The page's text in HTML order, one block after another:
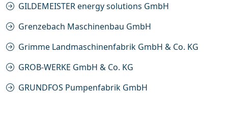
GILDEMEISTER energy solutions GmbH
Grenzebach Maschinenbau GmbH
Grimme Landmaschinenfabrik GmbH & Co. KG
GROB-WERKE GmbH & Co. KG
GRUNDFOS Pumpenfabrik GmbH